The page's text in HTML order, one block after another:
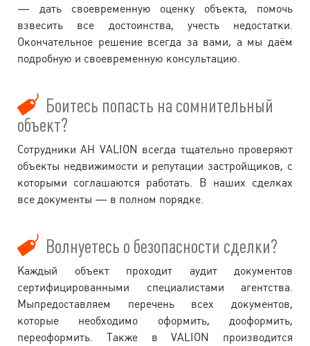
— дать своевременную оценку объекта, помочь
взвесить все достоинства, учесть недостатки.
Окончательное решение всегда за вами, а мы даём
подробную и своевременную консультацию.
Боитесь попасть на сомнительный
объект?
Сотрудники АН VALION всегда тщательно проверяют
объекты недвижимости и репутации застройщиков, с
которыми соглашаются работать. В наших сделках
все документы — в полном порядке.
Волнуетесь о безопасности сделки?
Каждый объект проходит аудит документов
сертифицированными специалистами агентства.
Мыпредоставляем перечень всех документов,
которые необходимо оформить, дооформить,
переоформить. Также в VALION производится